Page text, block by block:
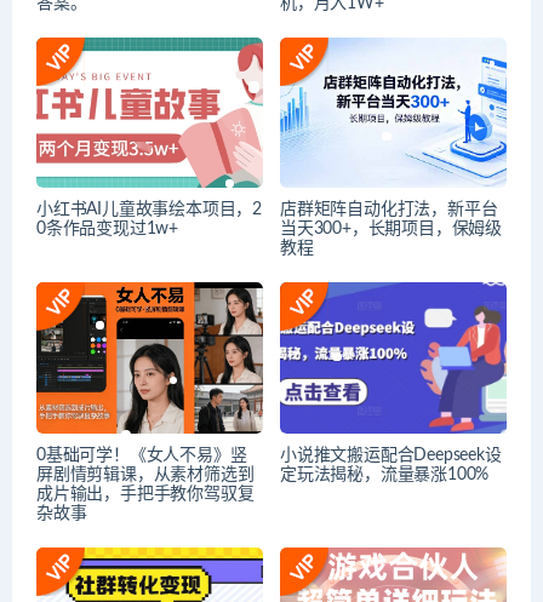
小红书AI儿童故事绘本项目，2
0条作品变现过1w+
店群矩阵自动化打法，新平台
当天300+，长期项目，保姆级
教程
0基础可学！《女人不易》竖
屏剧情剪辑课，从素材筛选到
成片输出，手把手教你驾驭复
杂故事
小说推文搬运配合Deepseek设
定玩法揭秘，流量暴涨100%